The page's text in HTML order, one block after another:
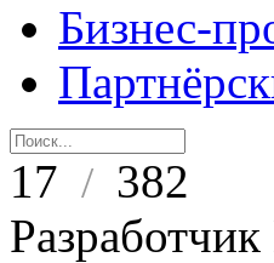
Бизнес-
17 / 382